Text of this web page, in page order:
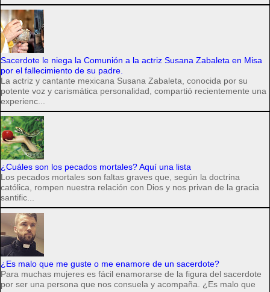
Sacerdote le niega la Comunión a la actriz Susana Zabaleta en Misa
por el fallecimiento de su padre.
La actriz y cantante mexicana Susana Zabaleta, conocida por su
potente voz y carismática personalidad, compartió recientemente una
experienc...
¿Cuáles son los pecados mortales? Aquí una lista
Los pecados mortales son faltas graves que, según la doctrina
católica, rompen nuestra relación con Dios y nos privan de la gracia
santific...
¿Es malo que me guste o me enamore de un sacerdote?
Para muchas mujeres es fácil enamorarse de la figura del sacerdote
por ser una persona que nos consuela y acompaña. ¿Es malo que